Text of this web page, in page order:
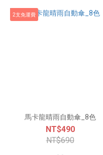
2支免運費
馬卡龍晴雨自動傘_8色
NT$490
NT$690